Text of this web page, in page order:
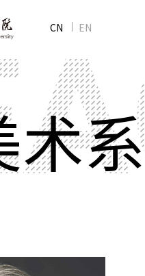
CN EN
术系